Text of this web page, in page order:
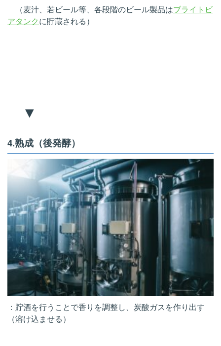
（麦汁、若ビール等、各段階のビール製品はブライトビ
アタンクに貯蔵される）
▼
4.熟成（後発酵）
：貯酒を行うことで香りを調整し、炭酸ガスを作り出す
（溶け込ませる）